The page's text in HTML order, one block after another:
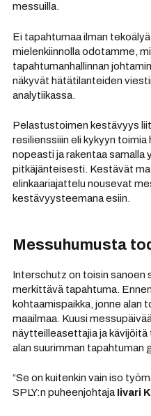
messuilla.
Ei tapahtumaa ilman
mielenkiinnolla odotamme,
tapahtumanhallinnan
näkyvät hätätilanteiden
analytiikassa.
Pelastustoimen kestävyys
resilienssiiin eli kykyyn
nopeasti ja rakentaa
pitkäjänteisesti. Kestävät
elinkaariajattelu nousevat
kestävyysteemana esiin.
Messuhumusta
Interschutz on toisin sanoen
merkittävä tapahtuma.
kohtaamispaikka, jonne alan
maailmaa. Kuusi
näytteilleasettajia ja
alan suurimman tapahtuman
“Se on kuitenkin vain iso
SPLY:n puheenjohtaja Iivari